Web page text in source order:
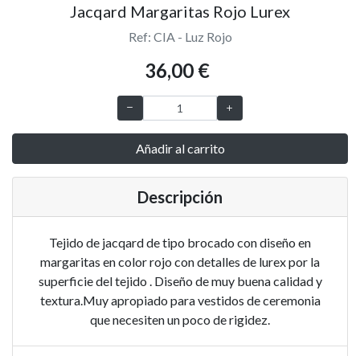
Jacqard Margaritas Rojo Lurex
Ref: CIA - Luz Rojo
36,00 €
Añadir al carrito
Descripción
Tejido de jacqard de tipo brocado con diseño en
margaritas en color rojo con detalles de lurex por la
superficie del tejido . Diseño de muy buena calidad y
textura.Muy apropiado para vestidos de ceremonia
que necesiten un poco de rigidez.